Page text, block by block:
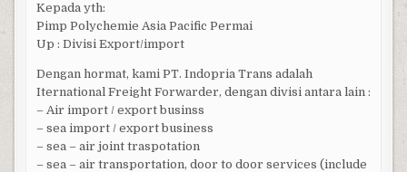
Kepada yth:
Pimp Polychemie Asia Pacific Permai
Up : Divisi Export/import
Dengan hormat, kami PT. Indopria Trans adalah
Iternational Freight Forwarder, dengan divisi antara lain :
– Air import / export businss
– sea import / export business
– sea – air joint traspotation
– sea – air transportation, door to door services (include